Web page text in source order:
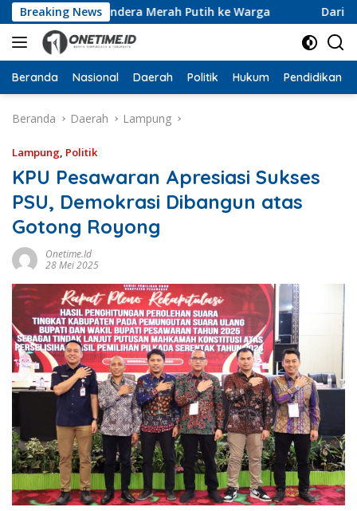
Langsung
ke
konten
Breaking News
Ribu Bendera Merah Putih ke Warga Dari Ruang
Beranda Nasional Daerah Politik Hukum Pendidikan
Beranda Daerah Lampung
Lampung, Politik
KPU Pesawaran Apresiasi Sukses
PSU, Demokrasi Dibangun atas
Gotong Royong
Onetime.id
28 Mei 2025